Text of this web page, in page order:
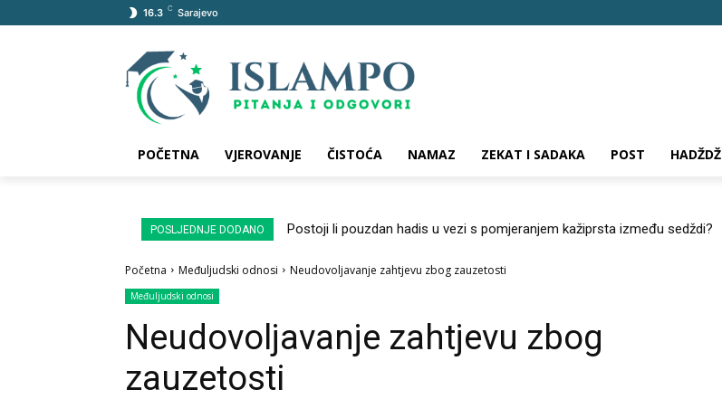
16.3 C Sarajevo
POČETNA VJEROVANJE ČISTOĆA NAMAZ ZEKAT I SADAKA POST HADŽDŽ
POSLJEDNJE DODANO Postoji li pouzdan hadis u vezi s pomjeranjem kažiprsta između sedždi?
Početna Međuljudski odnosi Neudovoljavanje zahtjevu zbog zauzetosti
Međuljudski odnosi
Neudovoljavanje zahtjevu zbog
zauzetosti